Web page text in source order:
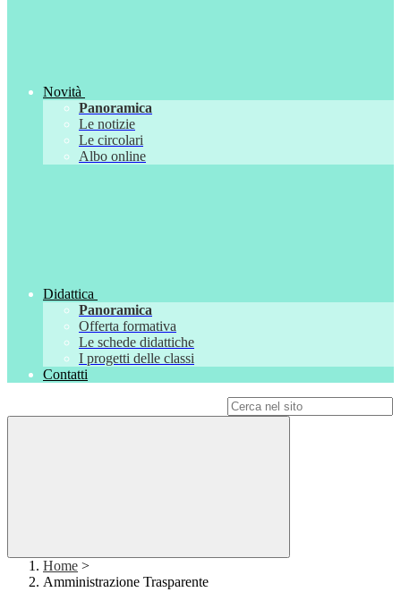
Novità
Panoramica
Le notizie
Le circolari
Albo online
Didattica
Panoramica
Offerta formativa
Le schede didattiche
I progetti delle classi
Contatti
Home >
Amministrazione Trasparente